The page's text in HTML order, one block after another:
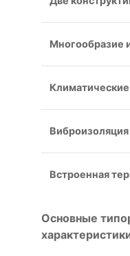
Многообразие
Виброизоляция
Встроенная
Основные